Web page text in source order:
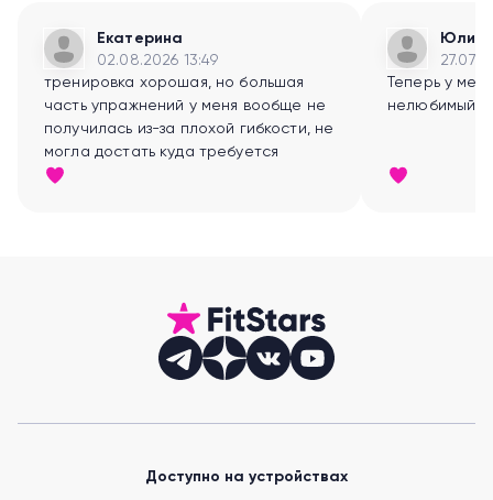
Екатерина
02.08.2026 13:49
тренировка хорошая, но большая
часть упражнений у меня вообще не
получилась из-за плохой гибкости, не
могла достать куда требуется
Юлия
Теперь у
нелюбимый
Доступно на устройствах